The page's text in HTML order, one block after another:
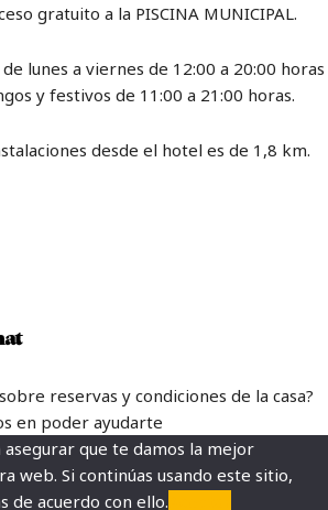
gratuito a la PISCINA MUNICIPAL.
lunes a viernes de 12:00 a 20:00 horas
y festivos de 11:00 a 21:00 horas.
desde el hotel es de 1,8 km.
reservas y condiciones de la casa?
en poder ayudarte
asegurar que te damos la mejor
web. Si continúas usando este sitio,
de acuerdo con ello.